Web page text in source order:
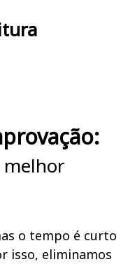
melhor
o tempo é curto
isso, eliminamos